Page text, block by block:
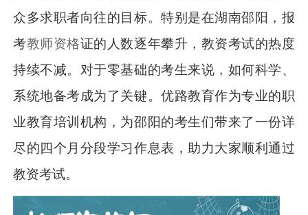
众多求职者向往的目标。特别是在湖南邵阳，报
考教师资格证的人数逐年攀升，教资考试的热度
持续不减。对于零基础的考生来说，如何科学、
系统地备考成为了关键。优路教育作为专业的职
业教育培训机构，为邵阳的考生们带来了一份详
尽的四个月分段学习作息表，助力大家顺利通过
教资考试。